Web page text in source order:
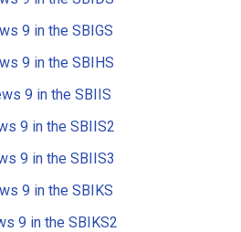
9 in the SBIGS
9 in the SBIHS
9 in the SBIIS
9 in the SBIIS2
9 in the SBIIS3
9 in the SBIKS
9 in the SBIKS2